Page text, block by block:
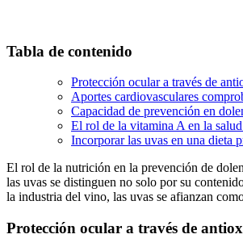
Tabla de contenido
Protección ocular a través de
Aportes cardiovasculares
Capacidad de prevención en
El rol de la vitamina A en la
Incorporar las uvas en una dieta
El rol de la nutrición en la prevención de
las uvas se distinguen no solo por su
la industria del vino, las uvas se afianzan
Protección ocular a través de